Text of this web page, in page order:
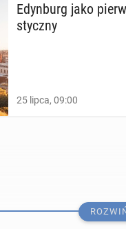
Edyn­burg jako
stycz­ny
25 lipca, 09:00